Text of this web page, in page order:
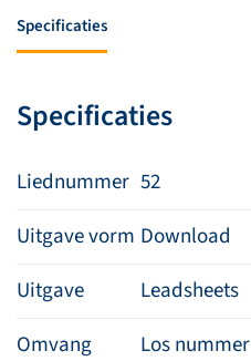
waardig
aantal
Specificaties
Specificaties
Liednummer 52
Uitgave vorm Download
Uitgave
Leadsheets
Omvang
Los nummer